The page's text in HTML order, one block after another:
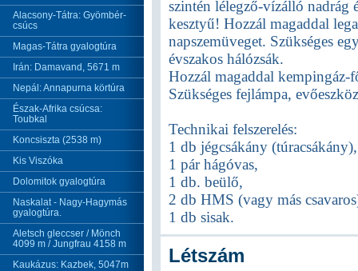
Alacsony-Tátra: Gyömbér-
csúcs
Magas-Tátra gyalogtúra
Irán: Damavand, 5671 m
Nepál: Annapurna körtúra
Észak-Afrika csúcsa:
Toubkal
Koncsiszta (2538 m)
Kis Viszóka
Dolomitok gyalogtúra
Naskalat - Nagy-Hagymás
gyalogtúra.
Aletsch gleccser / Mönch
4099 m / Jungfrau 4158 m
Kaukázus: Kazbek, 5047m
szintén lélegző-vízálló nadrág
kesztyű! Hozzál magaddal
napszemüveget. Szükséges
évszakos hálózsák.
Hozzál magaddal kempingáz-
Szükséges fejlámpa,
Technikai felszerelés:
1 db jégcsákány (túracsákány),
1 pár hágóvas,
1 db. beülő,
2 db HMS (vagy más
1 db sisak.
Létszám